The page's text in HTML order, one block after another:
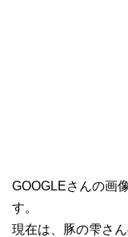
GOOGLEさんの画
す。
現在は、豚の雫さん